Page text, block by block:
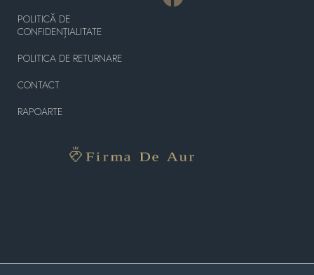
POLITICĂ DE
CONFIDENȚIALITATE
POLITICA DE RETURNARE
CONTACT
RAPOARTE